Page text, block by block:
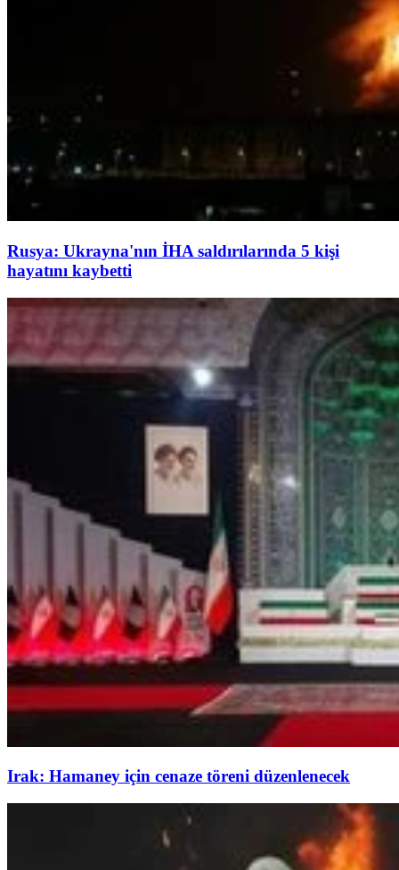
Rusya: Ukrayna'nın İHA saldırılarında 5 kişi
hayatını kaybetti
Irak: Hamaney için cenaze töreni düzenlenecek